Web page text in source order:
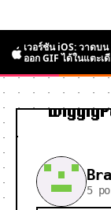
เวอร์ชัน iOS: วาดบ
ออก GIF ได้ในแตะเ
5